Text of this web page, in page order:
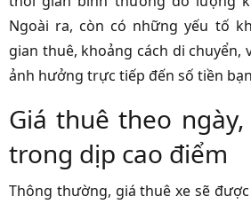
Ngoài ra, còn có những yếu tố
gian thuê, khoảng cách di chuyển,
ảnh hưởng trực tiếp đến số tiền
Giá thuê theo
trong dịp cao điểm
Thông thường, giá thuê xe sẽ